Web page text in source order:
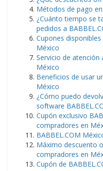
Métodos de pago
¿Cuánto tiempo se
pedidos a
Cupones
México
Servicio de atención
México
Beneficios de usar
México
¿Cómo puedo
software
Cupón exclusivo
compradores en
BABBEL.COM
Máximo descuento
compradores en
Cupón de